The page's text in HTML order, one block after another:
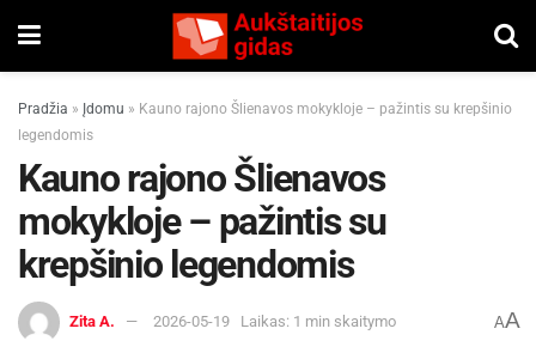
Pradžia » Įdomu » Kauno rajono Šlienavos mokykloje – pažintis su krepšinio
legendomis
Kauno rajono Šlienavos
mokykloje – pažintis su
krepšinio legendomis
Zita A. 2026-05-19 Laikas: 1 min skaitymo AA